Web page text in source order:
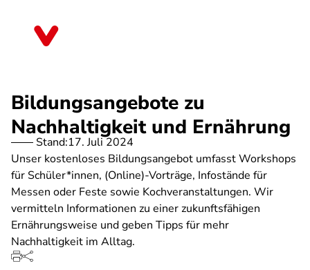
Bildungsangebote zu
Nachhaltigkeit und Ernährung
Stand:17. Juli 2024
Unser kostenloses Bildungsangebot umfasst Workshops
für Schüler*innen, (Online)-Vorträge, Infostände für
Messen oder Feste sowie Kochveranstaltungen. Wir
vermitteln Informationen zu einer zukunftsfähigen
Ernährungsweise und geben Tipps für mehr
Nachhaltigkeit im Alltag.